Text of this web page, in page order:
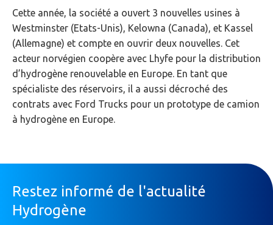
Cette année, la société a ouvert 3 nouvelles usines à
Westminster (Etats-Unis), Kelowna (Canada), et Kassel
(Allemagne) et compte en ouvrir deux nouvelles. Cet
acteur norvégien coopère avec Lhyfe pour la distribution
d’hydrogène renouvelable en Europe. En tant que
spécialiste des réservoirs, il a aussi décroché des
contrats avec Ford Trucks pour un prototype de camion
à hydrogène en Europe.
Restez informé de l'actualité
Hydrogène